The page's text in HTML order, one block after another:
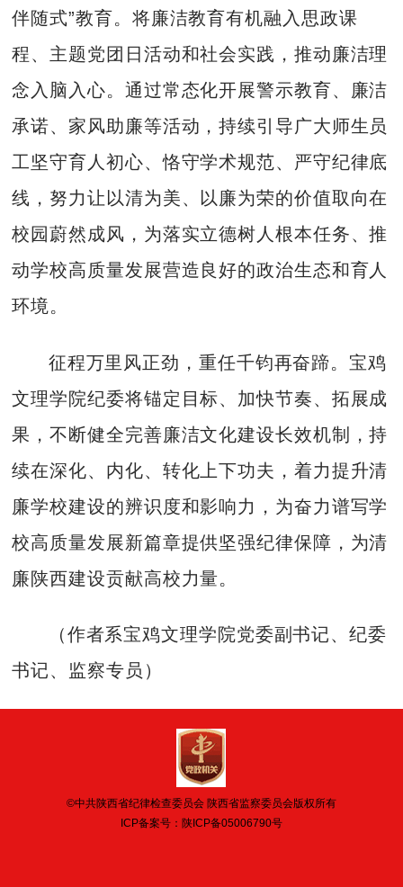
伴随式”教育。将廉洁教育有机融入思政课
程、主题党团日活动和社会实践，推动廉洁理
念入脑入心。通过常态化开展警示教育、廉洁
承诺、家风助廉等活动，持续引导广大师生员
工坚守育人初心、恪守学术规范、严守纪律底
线，努力让以清为美、以廉为荣的价值取向在
校园蔚然成风，为落实立德树人根本任务、推
动学校高质量发展营造良好的政治生态和育人
环境。
征程万里风正劲，重任千钧再奋蹄。宝鸡
文理学院纪委将锚定目标、加快节奏、拓展成
果，不断健全完善廉洁文化建设长效机制，持
续在深化、内化、转化上下功夫，着力提升清
廉学校建设的辨识度和影响力，为奋力谱写学
校高质量发展新篇章提供坚强纪律保障，为清
廉陕西建设贡献高校力量。
（作者系宝鸡文理学院党委副书记、纪委
书记、监察专员）
©中共陕西省纪律检查委员会 陕西省监察委员会版权所有
ICP备案号： 陕ICP备05006790号